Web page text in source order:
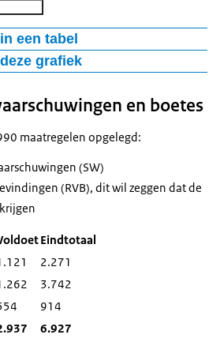
een tabel
bij
Aantal
akkoord
niet
waar
is
56
koop is
vrij
grafiek
en boetes
maatregelen opgelegd:
(SW)
(RVB), dit wil zeggen dat de
Eindtotaal
2.271
3.742
914
6.927